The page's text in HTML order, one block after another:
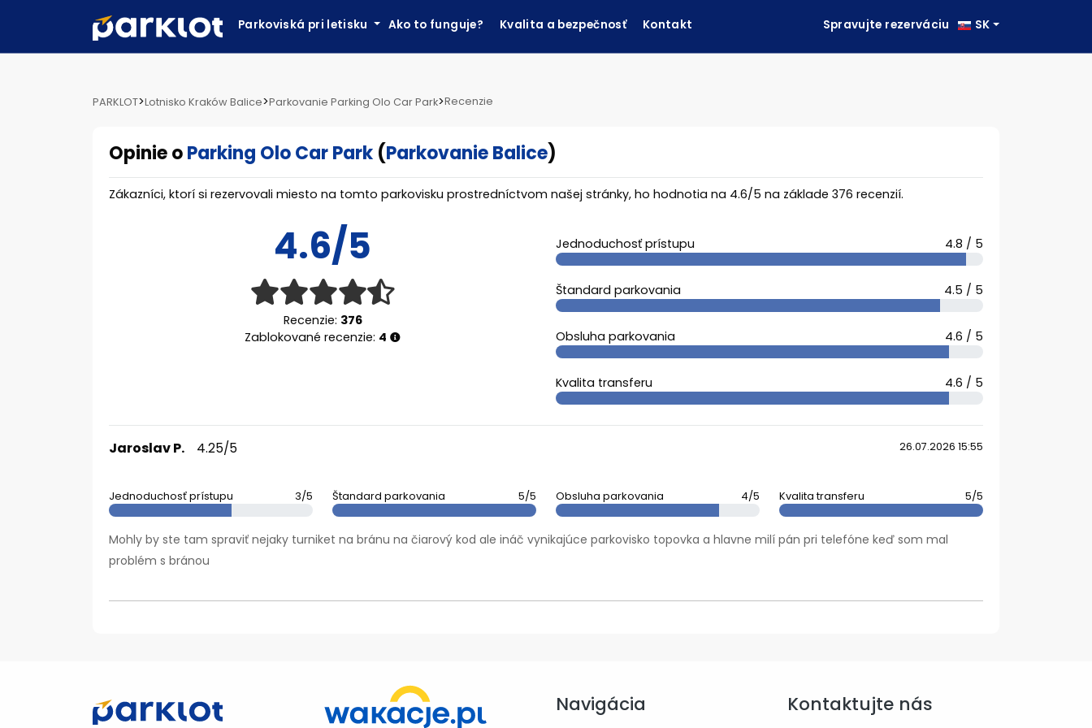
Parkoviská pri letisku Ako to funguje? Kvalita a bezpečnosť Kontakt Spravujte rezerváciu SK
PARKLOT>Lotnisko Kraków Balice>Parkovanie Parking Olo Car Park>Recenzie
Opinie oParking Olo Car Park (Parkovanie Balice)
Zákazníci, ktorí si rezervovali miesto na tomto parkovisku prostredníctvom našej stránky, ho hodnotia na 4.6/5 na základe 376 recenzií.
4.6/5
Recenzie: 376
Zablokované recenzie: 4
Jednoduchosť prístupu 4.8 / 5
Štandard parkovania 4.5 / 5
Obsluha parkovania 4.6 / 5
Kvalita transferu 4.6 / 5
Jaroslav P. 4.25/5 26.07.2026 15:55
Jednoduchosť prístupu 3/5 Štandard parkovania 5/5 Obsluha parkovania 4/5 Kvalita transferu 5/5
Mohly by ste tam spraviť nejaky turniket na bránu na čiarový kod ale ináč vynikajúce parkovisko topovka a hlavne milí pán pri telefóne keď som mal
problém s bránou
Navigácia Kontaktujte nás